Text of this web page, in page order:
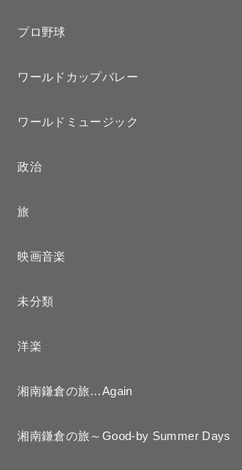
プロ野球
ワールドカップバレー
ワールドミュージック
政治
旅
映画音楽
未分類
洋楽
湘南鎌倉の旅…Again
湘南鎌倉の旅～Good-by Summer Days